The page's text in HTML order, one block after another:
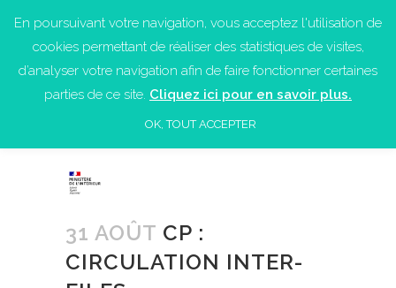
31 AOÛT CP :
CIRCULATION INTER-
En poursuivant votre navigation, vous acceptez l'utilisation de
cookies permettant de réaliser des statistiques de visites,
d’analyser votre navigation afin de faire fonctionner certaines
parties de ce site. Cliquez ici pour en savoir plus.
OK, TOUT ACCEPTER